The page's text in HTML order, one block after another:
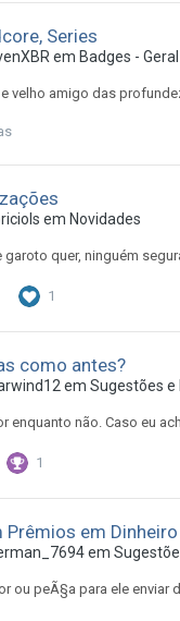
Series
em Badges - Geral
velho amigo das
em Novidades
quer, ninguém
1
como antes?
emSugestões e
não. Caso eu
1
em Dinheiro
em
ou peÃ§a para ele